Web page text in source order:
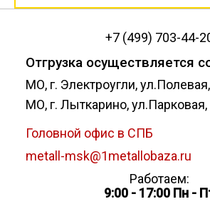
+7 (499) 703-44-
Отгрузка осуществляется
МО, г. Электроугли,
МО, г. Лыткарино, ул.Парковая,
Головной офис в СПБ
metall-msk@1metallobaza.ru
Работаем:
9:00 - 17:00 Пн -